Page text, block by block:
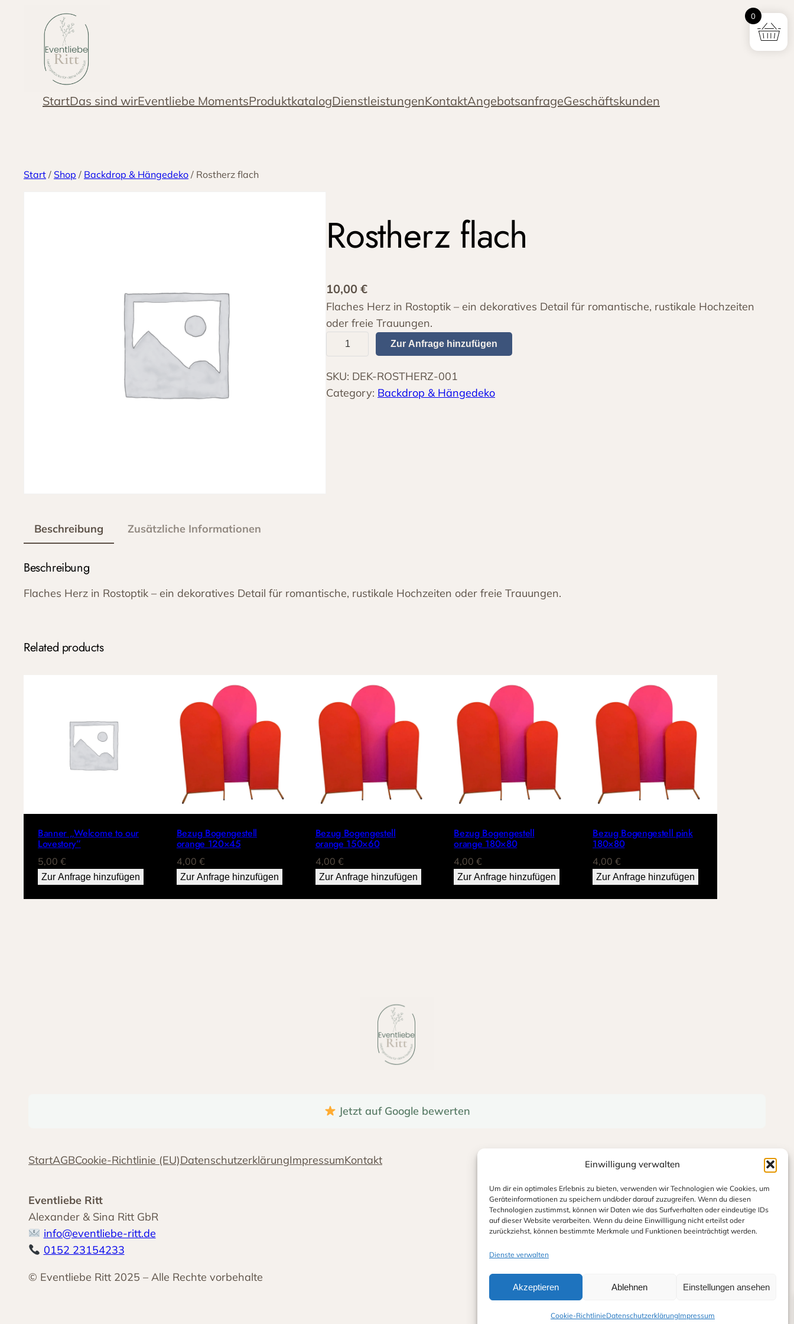
Einwilligung verwalten
Um dir ein optimales Erlebnis zu bieten, verwenden wir Technologien wie Cookies, um
Geräteinformationen zu speichern und/oder darauf zuzugreifen. Wenn du diesen
Technologien zustimmst, können wir Daten wie das Surfverhalten oder eindeutige IDs
auf dieser Website verarbeiten. Wenn du deine Einwillligung nicht erteilst oder
zurückziehst, können bestimmte Merkmale und Funktionen beeinträchtigt werden.
Dienste verwalten
Akzeptieren Ablehnen Einstellungen ansehen
Cookie-RichtlinieDatenschutzerklärungImpressum
springen
StartDas sind wirEventliebe MomentsProduktkatalogDienstleistungenKontaktAngebotsanfrageGeschäftskunden
Start / Shop / Backdrop & Hängedeko / Rostherz flach
Rostherz flach
10,00 €
Flaches Herz in Rostoptik – ein dekoratives Detail für romantische, rustikale Hochzeiten
oder freie Trauungen.
o
s
t
Zur Anfrage hinzufügen
SKU: DEK-ROSTHERZ-001
Category: Backdrop & Hängedeko
Beschreibung Zusätzliche Informationen
Beschreibung
Flaches Herz in Rostoptik – ein dekoratives Detail für romantische, rustikale Hochzeiten oder freie Trauungen.
Related products
Banner „Welcome to our
Lovestory”
5,00 €
Zur Anfrage hinzufügen
Bezug Bogengestell
orange 120×45
4,00 €
Zur Anfrage hinzufügen
Bezug Bogengestell
orange 150×60
4,00 €
Zur Anfrage hinzufügen
Bezug Bogengestell
orange 180×80
4,00€
Zur Anfrage hinzufügen
Bezug Bogengestell pink
180×80
4,00€
Zur Anfrage hinzufügen
Jetzt auf Google bewerten
StartAGBCookie-Richtlinie (EU)DatenschutzerklärungImpressumKontakt
Eventliebe Ritt
Alexander & Sina Ritt GbR
info@eventliebe-ritt.de
0152 23154233
© Eventliebe Ritt 2025 – Alle Rechte vorbehalte
0